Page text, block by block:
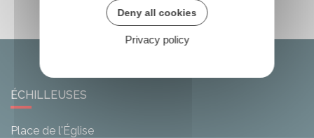
ÉCHILLEUSES
Place de l'Église
Deny all cookies
Privacy policy